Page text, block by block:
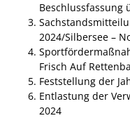
Beschlussfassung
2024/Silbersee –
Frisch Auf
Feststellung der
Entlastung der
2024